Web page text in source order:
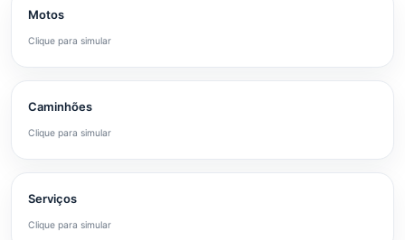
Motos
Clique para simular
Caminhões
Clique para simular
Serviços
Clique para simular